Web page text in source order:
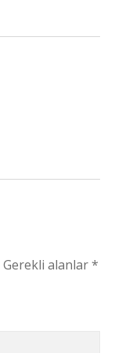
Gerekli alanlar*